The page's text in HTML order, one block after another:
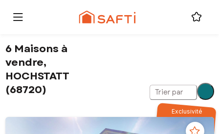
6 Maisons à
vendre,
HOCHSTATT
(68720)
Trier par
Exclusivité